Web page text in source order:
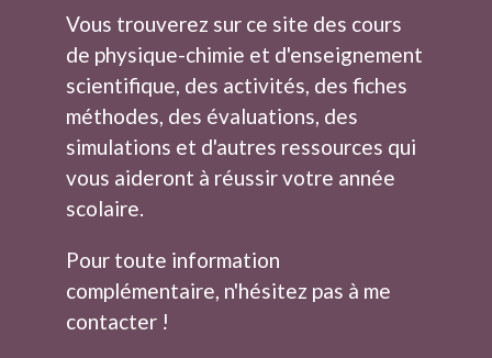
Vous trouverez sur ce site des cours
de physique-chimie et d'enseignement
scientifique, des activités, des fiches
méthodes, des évaluations, des
simulations et d'autres ressources qui
vous aideront à réussir votre année
scolaire.
Pour toute information
complémentaire, n'hésitez pas à me
contacter !